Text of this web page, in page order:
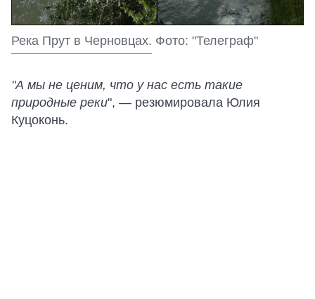
Река Прут в Черновцах. Фото: "Телеграф"
"А мы не ценим, что у нас есть такие
природные реки", — резюмировала Юлия
Куцоконь.